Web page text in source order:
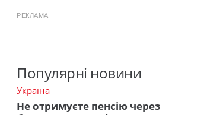
РЕКЛАМА
Популярні новини
Україна
Не отримуєте пенсію через